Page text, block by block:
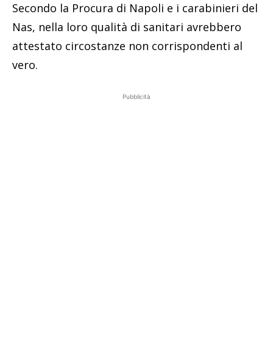
Secondo la Procura di Napoli e i carabinieri del
Nas, nella loro qualità di sanitari avrebbero
attestato circostanze non corrispondenti al
vero.
Pubblicità